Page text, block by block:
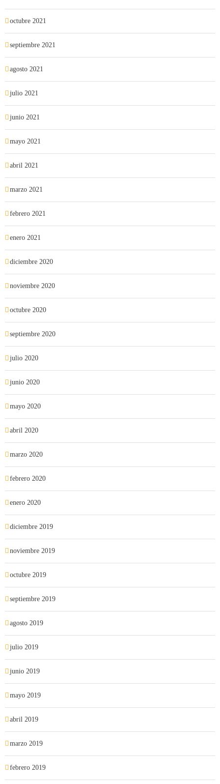
octubre 2021
septiembre 2021
agosto 2021
julio 2021
junio 2021
mayo 2021
abril 2021
marzo 2021
febrero 2021
enero 2021
diciembre 2020
noviembre 2020
octubre 2020
septiembre 2020
julio 2020
junio 2020
mayo 2020
abril 2020
marzo 2020
febrero 2020
enero 2020
diciembre 2019
noviembre 2019
octubre 2019
septiembre 2019
agosto 2019
julio 2019
junio 2019
mayo 2019
abril 2019
marzo 2019
febrero 2019